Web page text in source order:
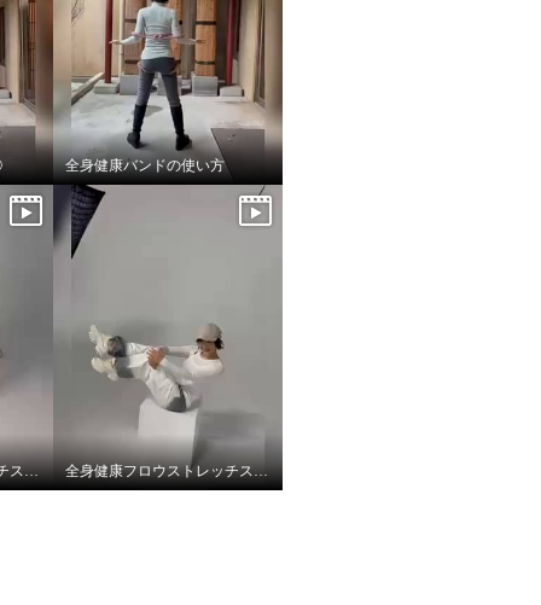
全身健康バンドの使い方
全身健康フロウストレッチスニーカーミックスピンク 全身健康フロウストレッチスニーカーホワイト